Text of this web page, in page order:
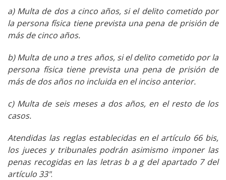
a) Multa de dos a cinco años, si el delito cometido por
la persona física tiene prevista una pena de prisión de
más de cinco años.
b) Multa de uno a tres años, si el delito cometido por la
persona física tiene prevista una pena de prisión de
más de dos años no incluida en el inciso anterior.
c) Multa de seis meses a dos años, en el resto de los
casos.
Atendidas las reglas establecidas en el artículo 66 bis,
los jueces y tribunales podrán asimismo imponer las
penas recogidas en las letras b a g del apartado 7 del
artículo 33".